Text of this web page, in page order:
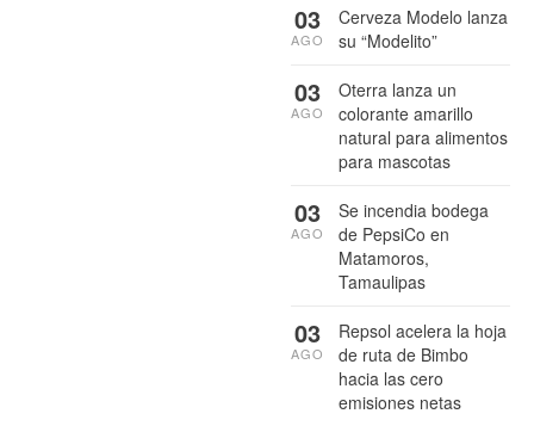
Cerveza Modelo lanza
su “Modelito”
03
AGO
Oterra lanza un
colorante amarillo
natural para alimentos
para mascotas
03
AGO
Se incendia bodega
de PepsiCo en
Matamoros,
Tamaulipas
03
AGO
Repsol acelera la hoja
de ruta de Bimbo
hacia las cero
emisiones netas
03
AGO